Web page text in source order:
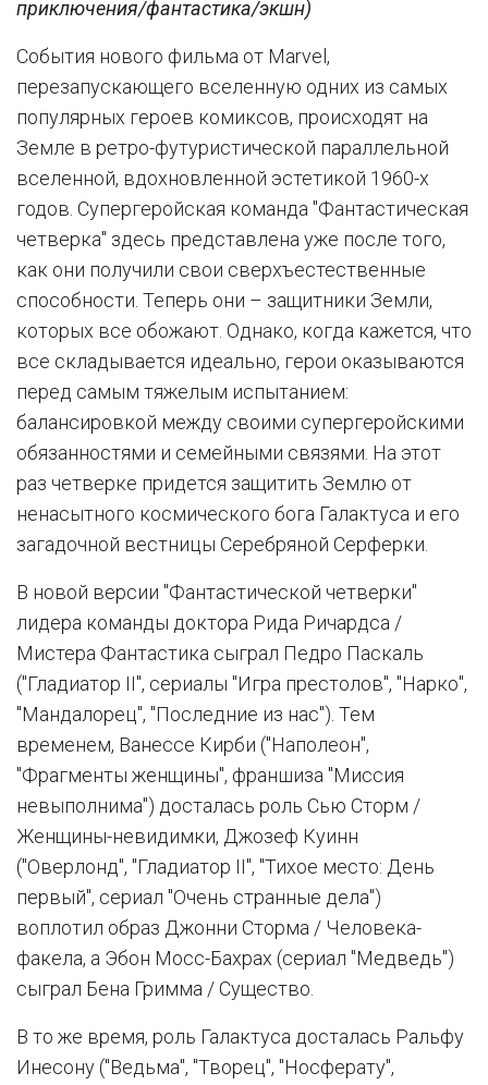
приключения/фантастика/экшн)
События нового фильма от Marvel,
перезапускающего вселенную одних из самых
популярных героев комиксов, происходят на
Земле в ретро-футуристической параллельной
вселенной, вдохновленной эстетикой 1960-х
годов. Супергеройская команда "Фантастическая
четверка" здесь представлена уже после того,
как они получили свои сверхъестественные
способности. Теперь они – защитники Земли,
которых все обожают. Однако, когда кажется, что
все складывается идеально, герои оказываются
перед самым тяжелым испытанием:
балансировкой между своими супергеройскими
обязанностями и семейными связями. На этот
раз четверке придется защитить Землю от
ненасытного космического бога Галактуса и его
загадочной вестницы Серебряной Серферки.
В новой версии "Фантастической четверки"
лидера команды доктора Рида Ричардса /
Мистера Фантастика сыграл Педро Паскаль
("Гладиатор II", сериалы "Игра престолов", "Нарко",
"Мандалорец", "Последние из нас"). Тем
временем, Ванессе Кирби ("Наполеон",
"Фрагменты женщины", франшиза "Миссия
невыполнима") досталась роль Сью Сторм /
Женщины-невидимки, Джозеф Куинн
("Оверлонд", "Гладиатор ІІ", "Тихое место: День
первый", сериал "Очень странные дела")
воплотил образ Джонни Сторма / Человека-
факела, а Эбон Мосс-Бахрах (сериал "Медведь")
сыграл Бена Гримма / Существо.
В то же время, роль Галактуса досталась Ральфу
Инесону ("Ведьма", "Творец", "Носферату",